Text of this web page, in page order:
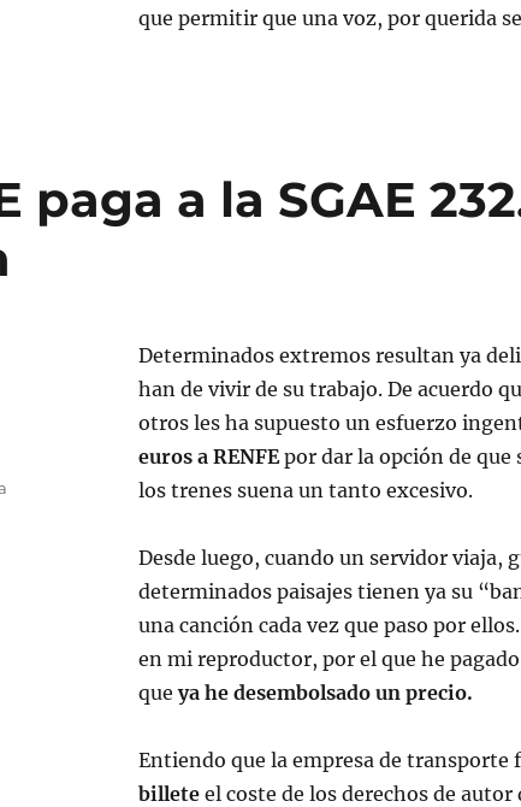
que permitir que una voz, por querida
paga a la SGAE
Determinados extremos resultan ya
han de vivir de su trabajo. De acuerdo
otros les ha supuesto un esfuerzo
euros a RENFEpor dar la opción de que
los trenes suena un tanto excesivo.
Desde luego, cuando un servidor viaja,
determinados paisajes tienen ya su
una canción cada vez que paso por
en mi reproductor, por el que he
queya he desembolsado un precio.
Entiendo que la empresa de transporte
billeteel coste de los derechos de autor